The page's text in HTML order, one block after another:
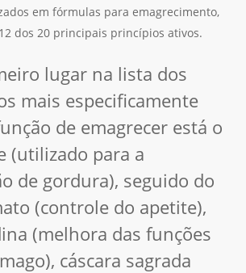
em fórmulas para emagrecimento,
dos 20 principais princípios ativos.
lugar na lista dos
mais especificamente
de emagrecer está o
(utilizado para a
de gordura), seguido do
(controle do apetite),
(melhora das funções
cáscara sagrada